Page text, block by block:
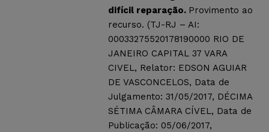
difícil reparação. Provimento ao
recurso. (TJ-RJ – AI:
00033275520178190000 RIO DE
JANEIRO CAPITAL 37 VARA
CIVEL, Relator: EDSON AGUIAR
DE VASCONCELOS, Data de
Julgamento: 31/05/2017, DÉCIMA
SÉTIMA CÂMARA CÍVEL, Data de
Publicação: 05/06/2017,